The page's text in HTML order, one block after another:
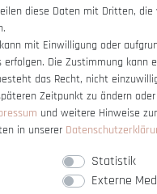
Vertrag widerrufen
diese Daten mit Dritten, die
mit Einwilligung oder
erfolgen. Die Zustimmung kann
das Recht, nicht
Zeitpunkt zu ändern
und weitere Hinweise
in unserer
Statistik
Externe